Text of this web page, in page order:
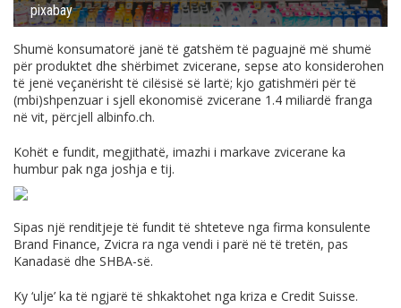
pixabay
Shumë konsumatorë janë të gatshëm të paguajnë më shumë
për produktet dhe shërbimet zvicerane, sepse ato konsiderohen
të jenë veçanërisht të cilësisë së lartë; kjo gatishmëri për të
(mbi)shpenzuar i sjell ekonomisë zvicerane 1.4 miliardë franga
në vit, përcjell albinfo.ch.
Kohët e fundit, megjithatë, imazhi i markave zvicerane ka
humbur pak nga joshja e tij.
Sipas një renditjeje të fundit të shteteve nga firma konsulente
Brand Finance, Zvicra ra nga vendi i parë në të tretën, pas
Kanadasë dhe SHBA-së.
Ky ‘ulje’ ka të ngjarë të shkaktohet nga kriza e Credit Suisse.